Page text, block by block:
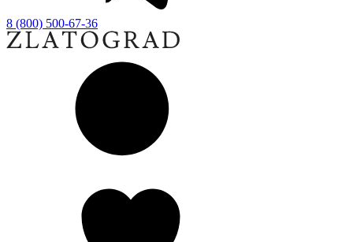
8 (800) 500-67-36